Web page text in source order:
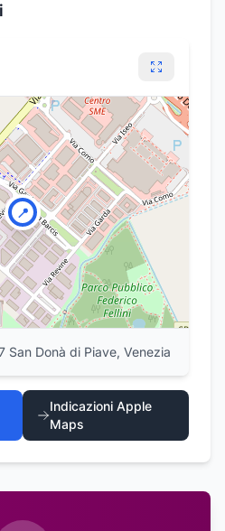
📍
San Donà di Piave, Venezia
Indicazioni Apple
Maps